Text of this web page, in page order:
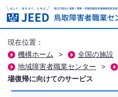
現在位置：
機構ホーム
> 全国の施設
地域障害者職業センター
>
場復帰に向けてのサービス